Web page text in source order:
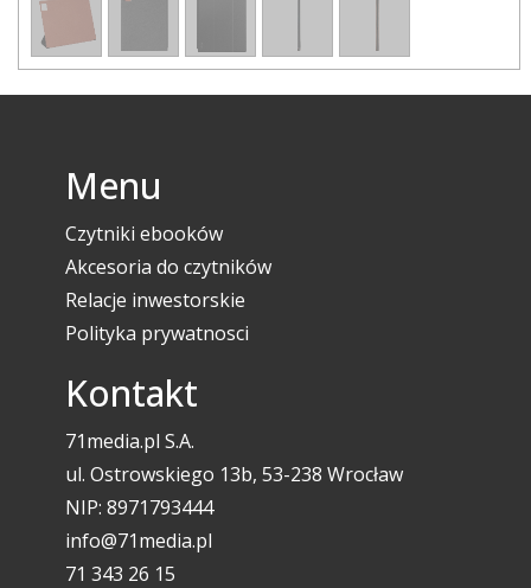
Menu
Czytniki ebooków
Akcesoria do czytników
Relacje inwestorskie
Polityka prywatnosci
Kontakt
71media.pl S.A.
ul. Ostrowskiego 13b, 53-238 Wrocław
NIP: 8971793444
info@71media.pl
71 343 26 15